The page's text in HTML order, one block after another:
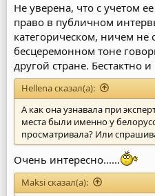
Не уверена, что с учетом
право в публичном
категорическом, ничем
бесцеремонном тоне
другой стране. Бестактно
Hellena сказал(а):
А как она узнавала при
места были именно у
просматривала? Или
Очень интересно......
Maksi сказал(а):